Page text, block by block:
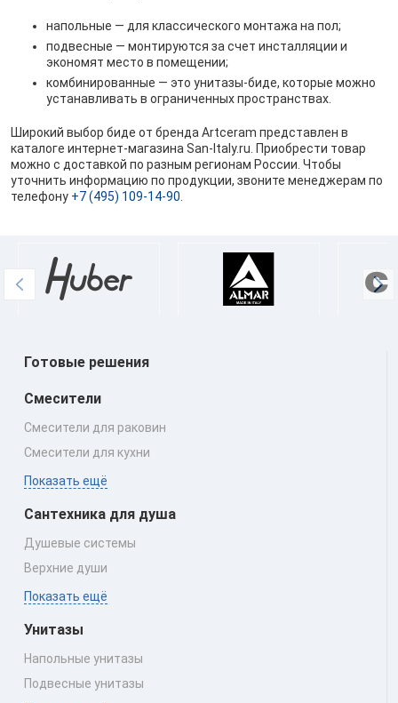
напольные ― для классического монтажа на пол;
подвесные ― монтируются за счет инсталляции и
экономят место в помещении;
комбинированные ― это унитазы-биде, которые можно
устанавливать в ограниченных пространствах.
Широкий выбор биде от бренда Artceram представлен в
каталоге интернет-магазина San-Italy.ru. Приобрести товар
можно с доставкой по разным регионам России. Чтобы
уточнить информацию по продукции, звоните менеджерам по
телефону +7 (495) 109-14-90
Готовые решения
Смесители
Смесители для раковин
Смесители для кухни
Показать ещё
Сантехника для душа
Душевые системы
Верхние души
Показать ещё
Унитазы
Напольные унитазы
Подвесные унитазы